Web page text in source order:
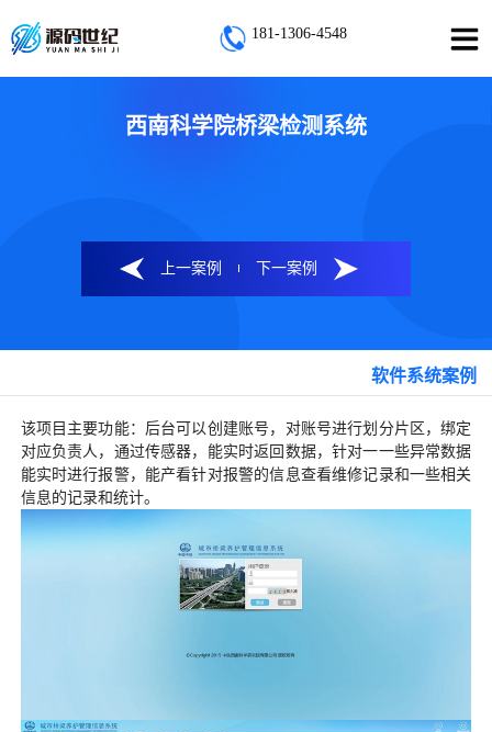
181-1306-4548
西南科学院桥梁检测系统
上一案例 下一案例
软件系统案例
该项目主要功能：后台可以创建账号，对账号进行划分片区，绑定
对应负责人，通过传感器，能实时返回数据，针对一一些异常数据
能实时进行报警，能产看针对报警的信息查看维修记录和一些相关
信息的记录和统计。